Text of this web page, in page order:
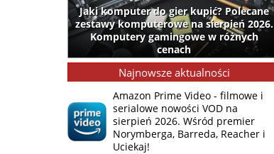
Jaki komputer do gier kupić? Polecane
zestawy komputerowe na sierpień 2026.
Komputery gamingowe w różnych
cenach
Najnowsze aktualności
Amazon Prime Video - filmowe i
serialowe nowości VOD na
sierpień 2026. Wśród premier
Norymberga, Barreda, Reacher i
Uciekaj!